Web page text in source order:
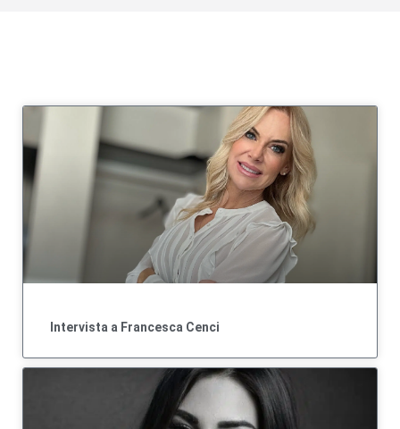
Intervista a Francesca Cenci